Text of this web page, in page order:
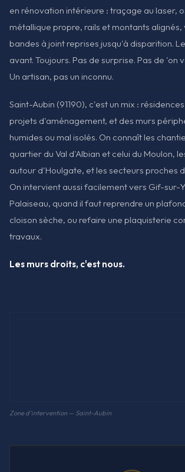
en rénovation intérieure : traçage au laser,
métallique propre, rails et montants alignés,
bandes à joint reprises jusqu'à disparition.
avant. Toujours. Pas de surprise. Pas de 'on
Un artisan, pas un inconnu.
Saint-Aubin (91190), c'est un mix :
projets d'aménagement, et des murs
humides ou mal isolés. On connaît les
quartier du Val d'Albian et celui du Moulon,
autour d'Houlgate, et les secteurs proches
On intervient aussi facilement vers Gif-sur-
Palaiseau, quand il faut reprendre un
cloison sèche, ou refaire une plaquisterie
travaux.
Les murs droits, c'est nous.
Zone d'intervention — Saint-Aubin